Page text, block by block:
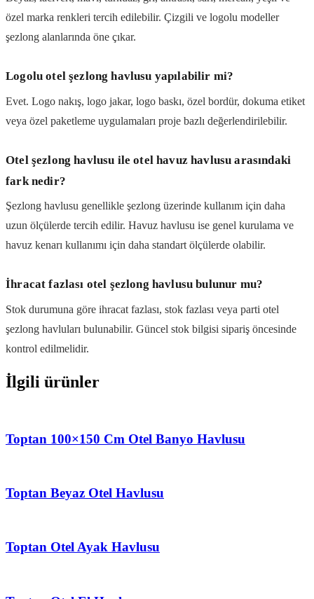
özel marka renkleri tercih edilebilir. Çizgili ve logolu modeller
şezlong alanlarında öne çıkar.
Logolu otel şezlong havlusu yapılabilir mi?
Evet. Logo nakış, logo jakar, logo baskı, özel bordür, dokuma etiket
veya özel paketleme uygulamaları proje bazlı değerlendirilebilir.
Otel şezlong havlusu ile otel havuz havlusu arasındaki
fark nedir?
Şezlong havlusu genellikle şezlong üzerinde kullanım için daha
uzun ölçülerde tercih edilir. Havuz havlusu ise genel kurulama ve
havuz kenarı kullanımı için daha standart ölçülerde olabilir.
İhracat fazlası otel şezlong havlusu bulunur mu?
Stok durumuna göre ihracat fazlası, stok fazlası veya parti otel
şezlong havluları bulunabilir. Güncel stok bilgisi sipariş öncesinde
kontrol edilmelidir.
İlgili ürünler
Toptan 100×150 Cm Otel Banyo Havlusu
Toptan Beyaz Otel Havlusu
Toptan Otel Ayak Havlusu